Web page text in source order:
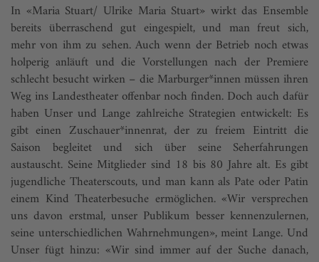
In «Maria Stuart/ Ulrike Maria Stuart» wirkt das Ensemble
bereits überraschend gut eingespielt, und man freut sich,
mehr von ihm zu sehen. Auch wenn der Betrieb noch etwas
holperig anläuft und die Vorstellungen nach der Premiere
schlecht besucht wirken – die Marburger*innen müssen ihren
Weg ins Landestheater offenbar noch finden. Doch auch dafür
haben Unser und Lange zahlreiche Strategien entwickelt: Es
gibt einen Zuschauer*innenrat, der zu freiem Eintritt die
Saison begleitet und sich über seine Seherfahrungen
austauscht. Seine Mitglieder sind 18 bis 80 Jahre alt. Es gibt
jugendliche Theaterscouts, und man kann als Pate oder Patin
einem Kind Theaterbesuche ermöglichen. «Wir versprechen
uns davon erstmal, unser Publikum besser kennenzulernen,
seine unterschiedlichen Wahrnehmungen», meint Lange. Und
Unser fügt hinzu: «Wir sind immer auf der Suche danach,